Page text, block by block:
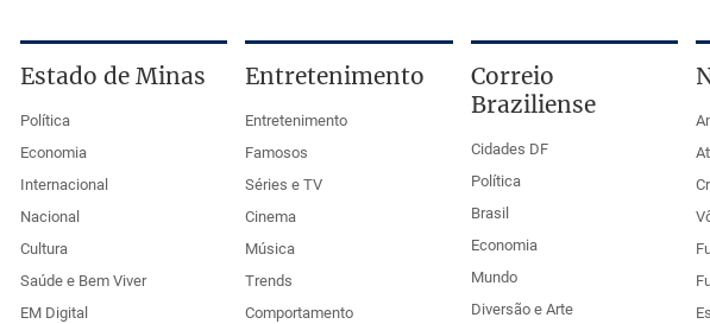
Estado de Minas
Política
Economia
Internacional
Nacional
Cultura
Saúde e Bem Viver
EM Digital
Entretenimento
Entretenimento
Famosos
Séries e TV
Cinema
Música
Trends
Comportamento
Correio
Braziliense
Cidades DF
Política
Brasil
Economia
Mundo
Diversão e Arte